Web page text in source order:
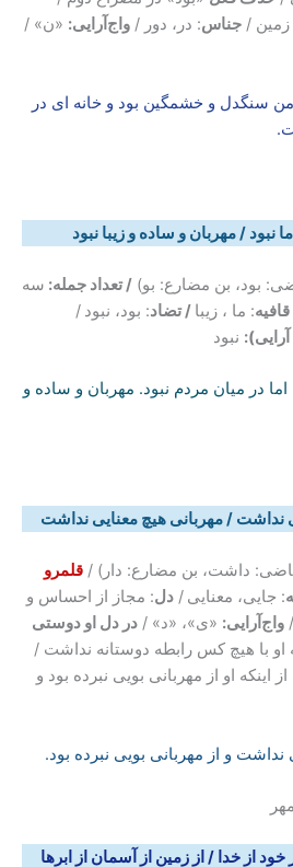
/ جناس: در، دور / واج‌آرایی: «ن» /
سنگدل و خشمگین بود و خانه ای در
بود، بن مضارع: بو) / تعداد جمله: سه
قافیه: ما ، زیبا / تضاد: بود، نبود /
آرایی): نبود
در میان مردم نبود. مهربان و ساده و
داشت، بن مضارع: دار) / قلمرو
: جایی، معنایی / دل: مجاز از احساس و
واج‌آرایی: «ی»، «د» / در دل او دوستی
او با هیچ کس رابطه دوستانه نداشت /
از اینکه او از مهربانی بویی نبرده بود و
و از مهربانی بویی نبرده بود.
از خدا / از زمین از آسمان از ابرها